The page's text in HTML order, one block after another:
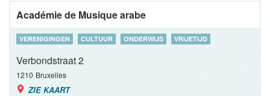
Académie de Musique arabe
VERENIGINGEN CULTUUR ONDERWIJS VRIJETIJD
Verbondstraat 2
1210 Bruxelles
ZIE KAART